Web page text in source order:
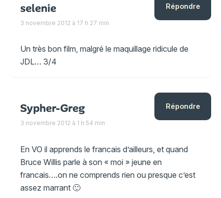
selenie
3 novembre 2012 à 17 h 27 min
Un très bon film, malgré le maquillage ridicule de
JDL… 3/4
Répondre
Sypher-Greg
3 novembre 2012 à 1 h 54 min
En VO il apprends le francais d’ailleurs, et quand
Bruce Willis parle à son « moi » jeune en
francais….on ne comprends rien ou presque c’est
assez marrant 🙂
Répondre